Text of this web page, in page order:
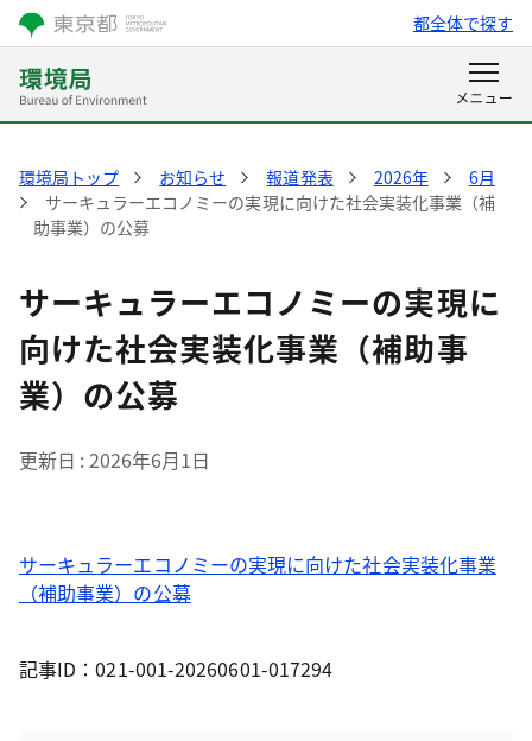
都全体で探す
環境局トップ お知らせ 報道発表 2026年
6月
サーキュラーエコノミーの実現に向けた社会実装化事業（補
助事業）の公募
サーキュラーエコノミーの実現に
向けた社会実装化事業（補助事
業）の公募
更新日 2026年6月1日
サーキュラーエコノミーの実現に向けた社会実装化事業
（補助事業）の公募
記事ID：021-001-20260601-017294